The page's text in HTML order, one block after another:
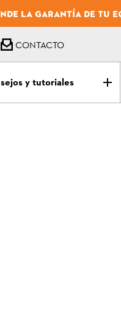
LA GARANTÍA DE TU
CONTACTO
y tutoriales